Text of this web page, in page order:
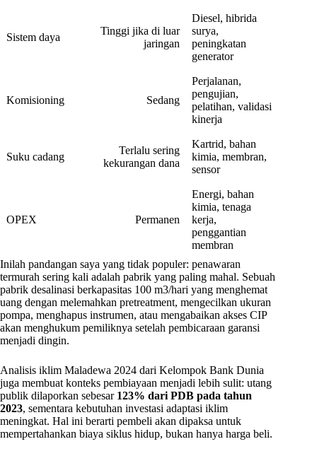
Sistem daya
Tinggi jika di luar
jaringan
Diesel, hibrida
surya,
peningkatan
generator
Komisioning Sedang
Perjalanan,
pengujian,
pelatihan, validasi
kinerja
Suku cadang
Terlalu sering
kekurangan dana
Kartrid, bahan
kimia, membran,
sensor
OPEX Permanen
Energi, bahan
kimia, tenaga
kerja,
penggantian
membran
Inilah pandangan saya yang tidak populer: penawaran
termurah sering kali adalah pabrik yang paling mahal. Sebuah
pabrik desalinasi berkapasitas 100 m3/hari yang menghemat
uang dengan melemahkan pretreatment, mengecilkan ukuran
pompa, menghapus instrumen, atau mengabaikan akses CIP
akan menghukum pemiliknya setelah pembicaraan garansi
menjadi dingin.
Analisis iklim Maladewa 2024 dari Kelompok Bank Dunia
juga membuat konteks pembiayaan menjadi lebih sulit: utang
publik dilaporkan sebesar 123% dari PDB pada tahun
2023, sementara kebutuhan investasi adaptasi iklim
meningkat. Hal ini berarti pembeli akan dipaksa untuk
mempertahankan biaya siklus hidup, bukan hanya harga beli.